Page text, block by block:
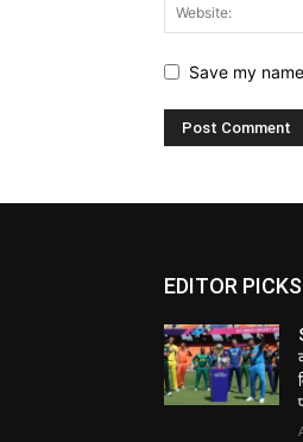
Save my
EDITOR PICKS